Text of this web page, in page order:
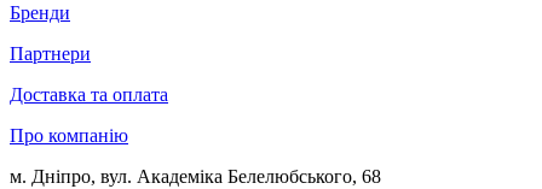
Бренди
Партнери
Доставка та оплата
Про компанію
м. Дніпро, вул. Академіка Белелюбського, 68